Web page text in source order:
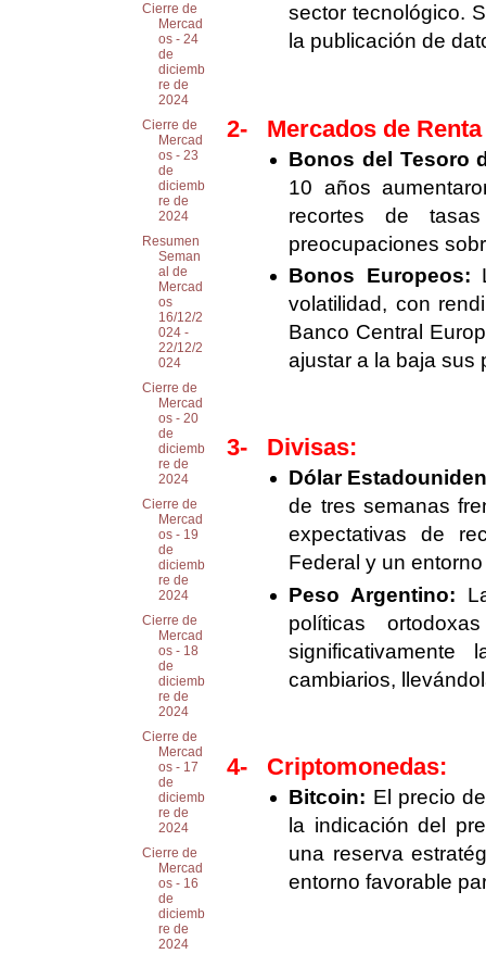
sector tecnológico.
la publicación de
2- Mercados de
Bonos del Tesoro
10 años
recortes de
preocupaciones
Bonos Europeos:
volatilidad, con
Banco Central
ajustar a la baja sus
3- Divisas:
Dólar
de tres semanas
expectativas de
Federal y un
Peso Argentino:
políticas
cambiarios,
4- Criptomonedas:
Bitcoin: El precio
la indicación del
una reserva
entorno favorable
Cierre de
Mercad
os - 24
de
diciemb
re de
2024
Cierre de
Mercad
os - 23
de
diciemb
re de
2024
Resumen
Seman
al de
Mercad
os
16/12/2
024 -
22/12/2
024
Cierre de
Mercad
os - 20
de
diciemb
re de
2024
Cierre de
Mercad
os - 19
de
diciemb
re de
2024
Cierre de
Mercad
os - 18
de
diciemb
re de
2024
Cierre de
Mercad
os - 17
de
diciemb
re de
2024
Cierre de
Mercad
os - 16
de
diciemb
re de
2024